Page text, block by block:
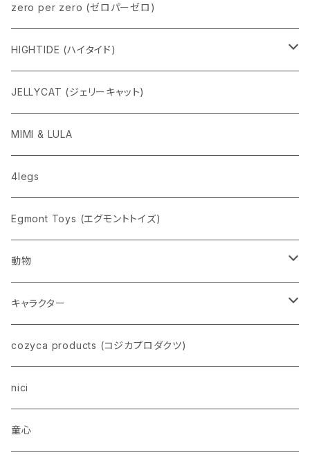
zero per zero (ゼロパーゼロ)
HIGHTIDE (ハイタイド)
ニューレトロ
penco
nahe
pppppins（ピーーーーンズ）
JELLYCAT (ジェリーキャット)
MIMI & LULA
4legs
Egmont Toys (エグモントトイズ)
動物
ネコ
イヌ
トイプードル
柴犬
ウザギ
パンダ
キャラクター
スヌーピー
モンチッチ
ムーミン
cozyca products (コジカプロダクツ)
nici
童心